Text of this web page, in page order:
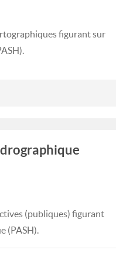
figurant sur
(publiques) figurant
(PASH).